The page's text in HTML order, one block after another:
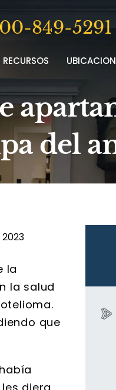
849-5291
RECURSOS
del
la
la salud
que